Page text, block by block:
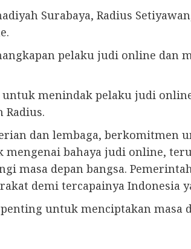
Surabaya, Radius
pelaku judi online dan
menindak pelaku judi
Radius.
dan lembaga,
bahaya judi online,
masa depan bangsa.
demi tercapainya Indonesia
untuk menciptakan masa